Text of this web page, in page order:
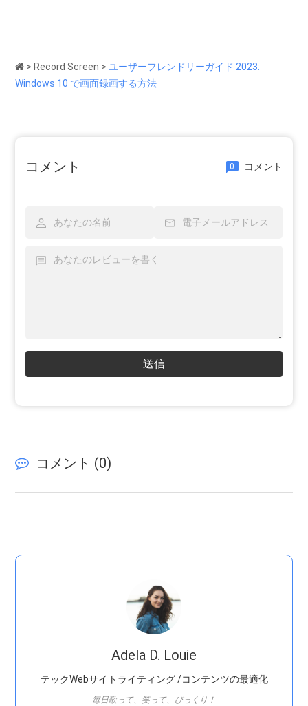
> Record Screen >ユーザーフレンドリーガイド 2023:
Windows 10 で画面録画する方法
コメント 0 コメント
送信
コメント (0)
Adela D. Louie
テックWebサイトライティング /コンテンツの最適化
毎日歌って、笑って、びっくり！